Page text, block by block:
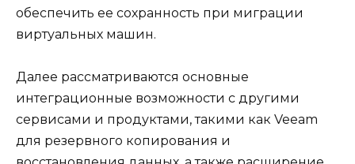
обеспечить ее сохранность при миграции
виртуальных машин.
Далее рассматриваются основные
интеграционные возможности с другими
сервисами и продуктами, такими как Veeam
для резервного копирования и